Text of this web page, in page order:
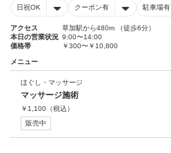
日祝OK クーポン有 駐車場有
アクセス
草加駅から480m （徒歩6分）
本日の営業状況 9:00〜14:00
価格帯
￥300〜￥10,800
メニュー
ほぐし・マッサージ
マッサージ施術
￥ 1,100 （税込）
販売中